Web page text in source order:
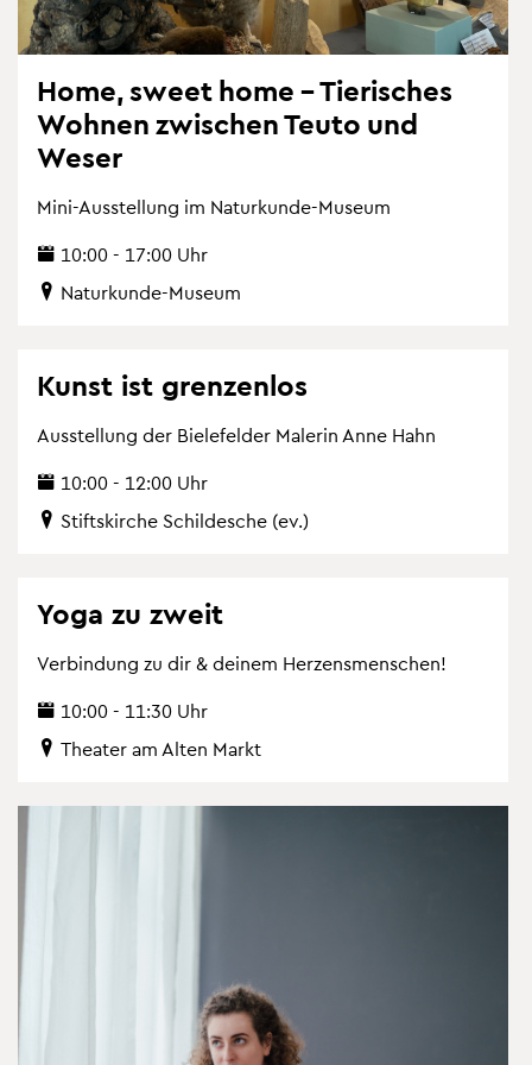
Home, sweet home – Tie­ri­sches
Woh­nen zwi­schen Teuto und
Weser
Mini-Aus­stel­lung im Na­tur­kun­de-Mu­se­um
10:00 - 17:00 Uhr
Na­tur­kun­de-Mu­se­um
Kunst ist gren­zen­los
Aus­stel­lung der Bie­le­fel­der Ma­le­rin Anne Hahn
10:00 - 12:00 Uhr
Stifts­kir­che Schil­desche (ev.)
Yoga zu zweit
Ver­bin­dung zu dir & dei­nem Her­zens­men­schen!
10:00 - 11:30 Uhr
Thea­ter am Alten Markt